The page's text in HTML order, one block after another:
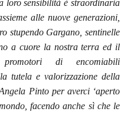
loro sensibilità è straordinaria
alle nuove generazioni,
stupendo Gargano, sentinelle
a cuore la nostra terra ed il
di encomiabili
tutela e valorizzazione della
Pinto per averci ‘aperto
facendo anche sì che le